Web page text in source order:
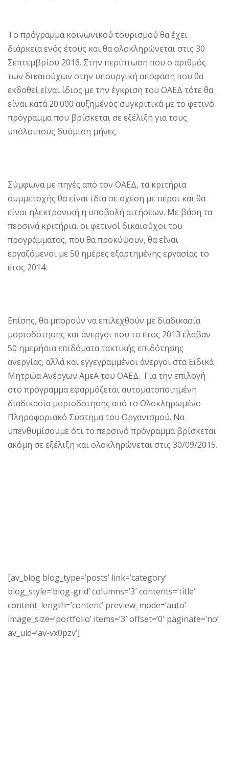
Το πρόγραμμα κοινωνικού τουρισμού θα έχει
διάρκεια ενός έτους και θα ολοκληρώνεται στις 30
Σεπτεμβρίου 2016. Στην περίπτωση που ο αριθμός
των δικαιούχων στην υπουργική απόφαση που θα
εκδοθεί είναι ίδιος με την έγκριση του ΟΑΕΔ τότε θα
είναι κατά 20.000 αυξημένος συγκριτικά με το φετινό
πρόγραμμα που βρίσκεται σε εξέλιξη για τους
υπόλοιπους δυόμιση μήνες.
Σύμφωνα με πηγές από τον ΟΑΕΔ, τα κριτήρια
συμμετοχής θα είναι ίδια σε σχέση με πέρσι και θα
είναι ηλεκτρονική η υποβολή αιτήσεων. Με βάση τα
περσινά κριτήρια, οι φετινοί δικαιούχοι του
προγράμματος, που θα προκύψουν, θα είναι
εργαζόμενοι με 50 ημέρες εξαρτημένης εργασίας το
έτος 2014.
Επίσης, θα μπορούν να επιλεχθούν με διαδικασία
μοριοδότησης και άνεργοι που το έτος 2013 έλαβαν
50 ημερήσια επιδόματα τακτικής επιδότησης
ανεργίας, αλλά και εγγεγραμμένοι άνεργοι στα Ειδικά
Μητρώα Ανέργων ΑμεΑ του ΟΑΕΔ. Για την επιλογή
στο πρόγραμμα εφαρμόζεται αυτοματοποιημένη
διαδικασία μοριοδότησης από το Ολοκληρωμένο
Πληροφοριακό Σύστημα του Οργανισμού. Να
υπενθυμίσουμε ότι το περσινό πρόγραμμα βρίσκεται
ακόμη σε εξέλιξη και ολοκληρώνεται στις 30/09/2015.
[av_blog blog_type=’posts’ link=’category’
blog_style=’blog-grid’ columns=’3′ contents=’title’
content_length=’content’ preview_mode=’auto’
image_size=’portfolio’ items=’3′ offset=’0′ paginate=’no’
av_uid=’av-vx0pzv’]